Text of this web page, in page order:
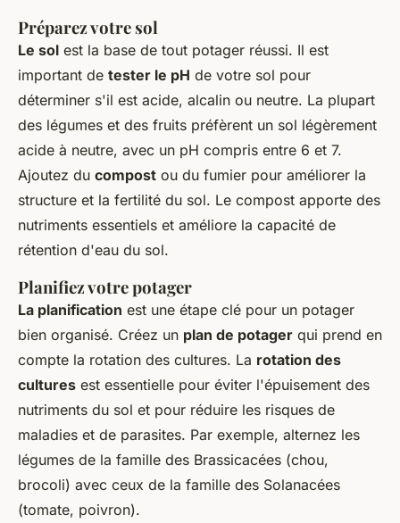
Préparez votre sol
Le sol est la base de tout potager réussi. Il est
important de tester le pH de votre sol pour
déterminer s'il est acide, alcalin ou neutre. La plupart
des légumes et des fruits préfèrent un sol légèrement
acide à neutre, avec un pH compris entre 6 et 7.
Ajoutez du compost ou du fumier pour améliorer la
structure et la fertilité du sol. Le compost apporte des
nutriments essentiels et améliore la capacité de
rétention d'eau du sol.
Planifiez votre potager
La planification est une étape clé pour un potager
bien organisé. Créez un plan de potager qui prend en
compte la rotation des cultures. La rotation des
cultures est essentielle pour éviter l'épuisement des
nutriments du sol et pour réduire les risques de
maladies et de parasites. Par exemple, alternez les
légumes de la famille des Brassicacées (chou,
brocoli) avec ceux de la famille des Solanacées
(tomate, poivron).